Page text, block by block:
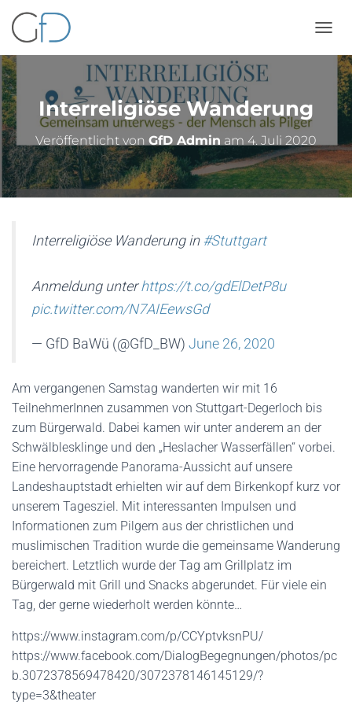
Interreligiöse Wanderung
Veröffentlicht von GfD Admin am 4. Juli 2020
Interreligiöse Wanderung in #Stuttgart
Anmeldung unterhttps://t.co/gdElDetP8u
pic.twitter.com/N7AIEewsGd
— GfD BaWü (@GfD_BW) June 26, 2020
Am vergangenen Samstag wanderten wir mit 16
TeilnehmerInnen zusammen von Stuttgart-Degerloch bis
zum Bürgerwald. Dabei kamen wir unter anderem an der
Schwälblesklinge und den „Heslacher Wasserfällen“ vorbei.
Eine hervorragende Panorama-Aussicht auf unsere
Landeshauptstadt erhielten wir auf dem Birkenkopf kurz vor
unserem Tagesziel. Mit interessanten Impulsen und
Informationen zum Pilgern aus der christlichen und
muslimischen Tradition wurde die gemeinsame Wanderung
bereichert. Letztlich wurde der Tag am Grillplatz im
Bürgerwald mit Grill und Snacks abgerundet. Für viele ein
Tag, der gerne wiederholt werden könnte…
https://www.instagram.com/p/CCYptvksnPU/
https://www.facebook.com/DialogBegegnungen/photos/pc
b.3072378569478420/3072378146145129/?
type=3&theater